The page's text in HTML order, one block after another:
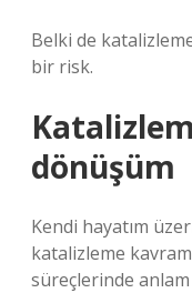
Belki de
bir risk.
dönüşüm
Kendi hayatım
katalizleme
süreçlerinde